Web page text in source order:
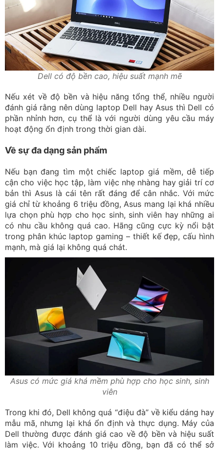
Dell có độ bền cao, hiệu suất mạnh mẽ
Nếu xét về độ bền và hiệu năng tổng thể, nhiều người
đánh giá rằng nên dùng laptop Dell hay Asus thì Dell có
phần nhỉnh hơn, cụ thể là với người dùng yêu cầu máy
hoạt động ổn định trong thời gian dài.
Về sự đa dạng sản phẩm
Nếu bạn đang tìm một chiếc laptop giá mềm, dễ tiếp
cận cho việc học tập, làm việc nhẹ nhàng hay giải trí cơ
bản thì Asus là cái tên rất đáng để cân nhắc. Với mức
giá chỉ từ khoảng 6 triệu đồng, Asus mang lại khá nhiều
lựa chọn phù hợp cho học sinh, sinh viên hay những ai
có nhu cầu không quá cao. Hãng cũng cực kỳ nổi bật
trong phân khúc laptop gaming – thiết kế đẹp, cấu hình
mạnh, mà giá lại không quá chát.
Asus có mức giá khá mềm phù hợp cho học sinh, sinh
viên
Trong khi đó, Dell không quá “điệu đà” về kiểu dáng hay
mẫu mã, nhưng lại khá ổn định và thực dụng. Máy của
Dell thường được đánh giá cao về độ bền và hiệu suất
làm việc. Với khoảng 10 triệu đồng, bạn đã có thể sở